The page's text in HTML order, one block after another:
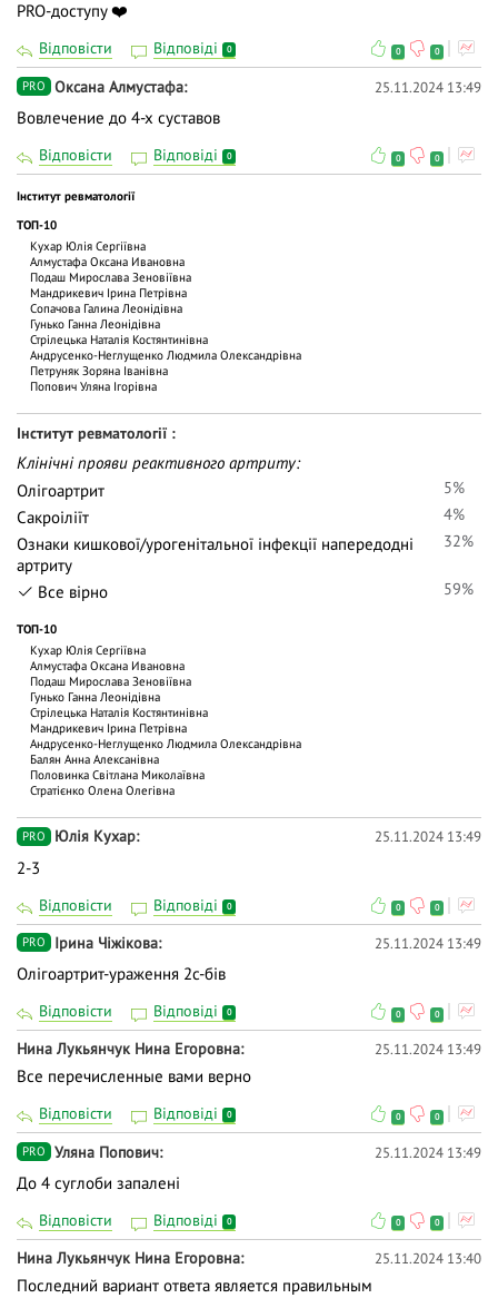
PRO-доступу ❤️
Відповісти Відповіді 0 0 0
PRO Оксана Алмустафа 25.11.2024 13:49
Вовлечение до 4-х суставов
Відповісти Відповіді 0 0 0
Інститут ревматології
ТОП-10
Кухар Юлія Сергіївна
Алмустафа Оксана Ивановна
Подаш Мирослава Зеновіївна
Мандрикевич Ірина Петрівна
Сопачова Галина Леонідівна
Гунько Ганна Леонідівна
Стрілецька Наталія Костянтинівна
Андрусенко-Неглущенко Людмила Олександрівна
Петруняк Зоряна Іванівна
Попович Уляна Ігорівна
Інститут ревматології
Клінічні прояви реактивного артриту:
Олігоартрит
5%
Сакроіліїт
4%
Ознаки кишкової/урогенітальної інфекції напередодні
артриту
32%
Все вірно 59%
ТОП-10
Кухар Юлія Сергіївна
Алмустафа Оксана Ивановна
Подаш Мирослава Зеновіївна
Гунько Ганна Леонідівна
Стрілецька Наталія Костянтинівна
Мандрикевич Ірина Петрівна
Андрусенко-Неглущенко Людмила Олександрівна
Балян Анна Алексанівна
Половинка Світлана Миколаївна
Стратієнко Олена Олегівна
PRO Юлія Кухар 25.11.2024 13:49
2-3
Відповісти Відповіді 0 0 0
PRO Ірина Чіжікова 25.11.2024 13:49
Олігоартрит-ураження 2с-бів
Відповісти Відповіді 0 0 0
Нина Лукьянчук Нина Егоровна 25.11.2024 13:49
Все перечисленные вами верно
Відповісти Відповіді 0 0 0
PRO Уляна Попович 25.11.2024 13:49
До 4 суглоби запалені
Відповісти Відповіді 0 0 0
Нина Лукьянчук Нина Егоровна 25.11.2024 13:40
Последний вариант ответа является правильным